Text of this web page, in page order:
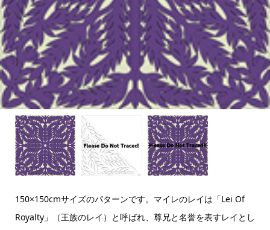
150×150cmサイズのパターンです。マイレのレイは「Lei Of
Royalty」（王族のレイ）と呼ばれ、尊兄と名誉を表すレイとし